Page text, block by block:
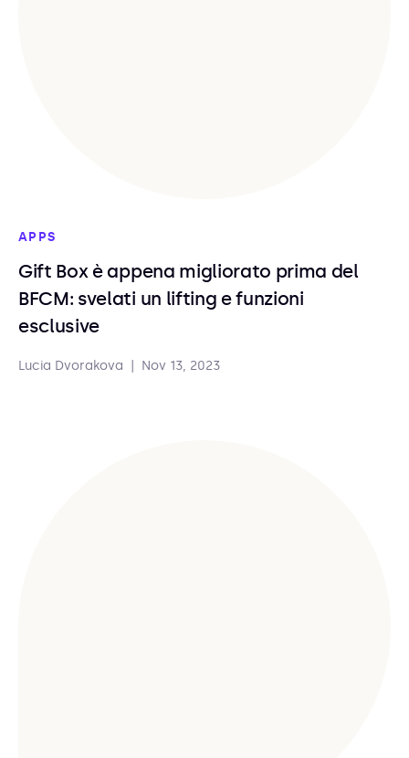
APPS
Gift Box è appena migliorato prima del
BFCM: svelati un lifting e funzioni
esclusive
Lucia Dvorakova Nov 13, 2023